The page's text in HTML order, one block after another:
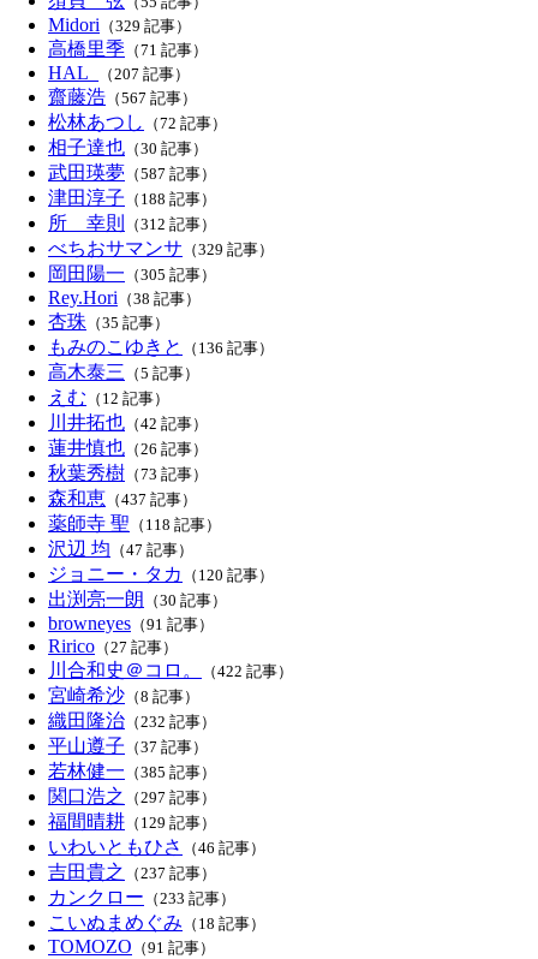
Midori （329 記事）
高橋里季 （71 記事）
HAL_ （207 記事）
齋藤浩 （567 記事）
松林あつし （72 記事）
相子達也 （30 記事）
武田瑛夢 （587 記事）
津田淳子 （188 記事）
所 幸則 （312 記事）
べちおサマンサ （329 記事）
岡田陽一 （305 記事）
Rey.Hori （38 記事）
杏珠 （35 記事）
もみのこゆきと （136 記事）
高木泰三 （5 記事）
えむ （12 記事）
川井拓也 （42 記事）
蓮井慎也 （26 記事）
秋葉秀樹 （73 記事）
森和恵 （437 記事）
薬師寺 聖 （118 記事）
沢辺 均 （47 記事）
ジョニー・タカ （120 記事）
出渕亮一朗 （30 記事）
browneyes （91 記事）
Ririco （27 記事）
川合和史＠コロ。 （422 記事）
宮崎希沙 （8 記事）
織田隆治 （232 記事）
平山遵子 （37 記事）
若林健一 （385 記事）
関口浩之 （297 記事）
福間晴耕 （129 記事）
いわいともひさ （46 記事）
吉田貴之 （237 記事）
カンクロー （233 記事）
こいぬまめぐみ （18 記事）
TOMOZO （91 記事）